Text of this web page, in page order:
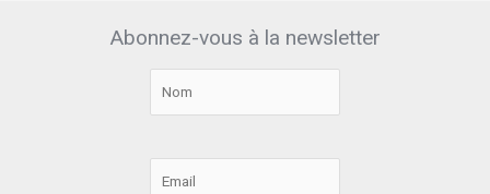
Abonnez-vous à la newsletter